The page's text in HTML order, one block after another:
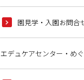
園見学・入園お問合
エデュケアセンター・め